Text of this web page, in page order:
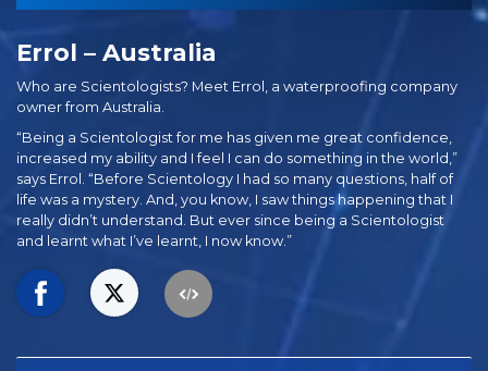
Errol – Australia
Who are Scientologists? Meet Errol, a waterproofing company
owner from Australia.
“Being a Scientologist for me has given me great confidence,
increased my ability and I feel I can do something in the world,”
says Errol. “Before Scientology I had so many questions, half of
life was a mystery. And, you know, I saw things happening that I
really didn’t understand. But ever since being a Scientologist
and learnt what I’ve learnt, I now know.”